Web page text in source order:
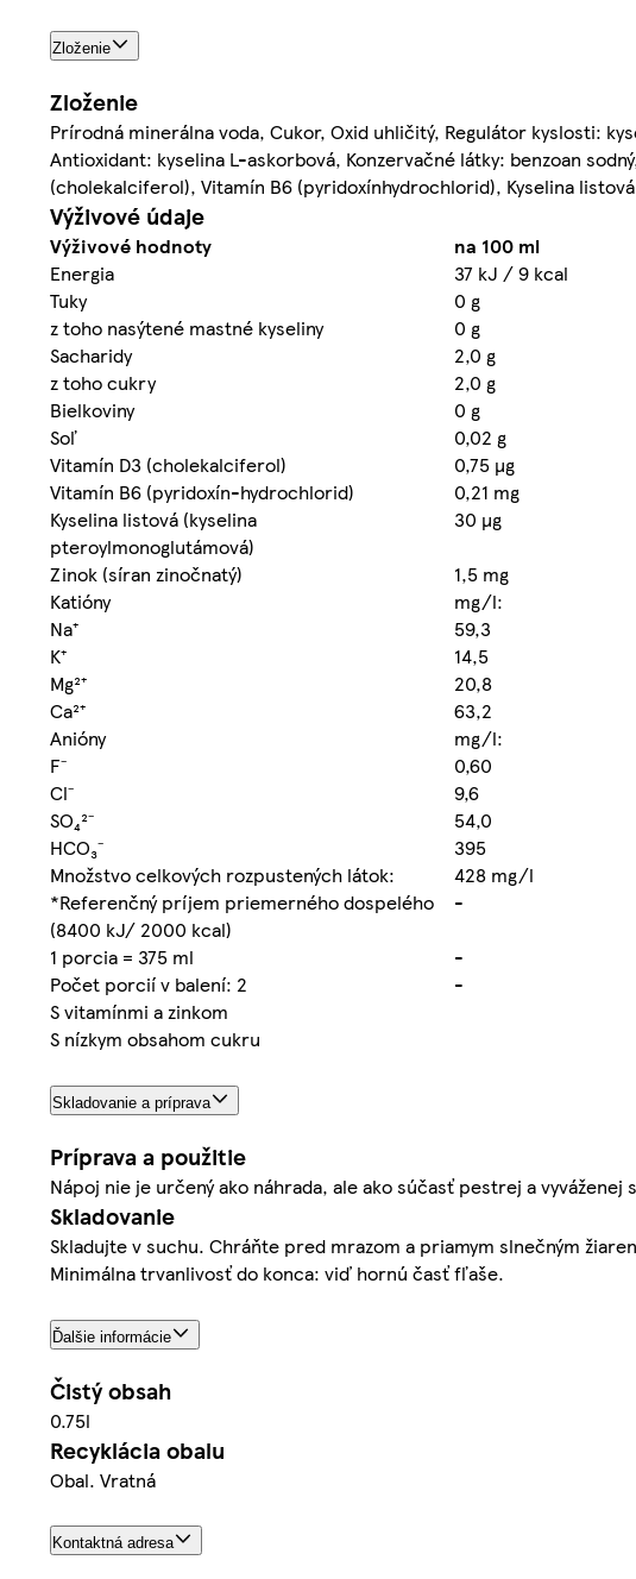
Zloženie
Zloženie
Prírodná minerálna voda, Cukor, Oxid uhličitý, Regulátor kyslosti:
Antioxidant: kyselina L-askorbová, Konzervačné látky: benzoan
(cholekalciferol), Vitamín B6 (pyridoxínhydrochlorid), Kyselina
Výživové údaje
Výživové hodnoty na 100 ml
Energia
37 kJ / 9 kcal
Tuky
0 g
z toho nasýtené mastné kyseliny
0 g
Sacharidy
2,0 g
z toho cukry
2,0 g
Bielkoviny
0 g
Soľ
0,02 g
Vitamín D3 (cholekalciferol)
0,75 µg
Vitamín B6 (pyridoxín-hydrochlorid)
0,21 mg
Kyselina listová (kyselina
pteroylmonoglutámová)
30 µg
Zinok (síran zinočnatý)
1,5 mg
Katióny
mg/l:
Na⁺
59,3
K⁺
14,5
Mg²⁺
20,8
Ca²⁺
63,2
Anióny
mg/l:
F⁻
0,60
Cl⁻
9,6
SO₄²⁻
54,0
HCO₃⁻
395
Množstvo celkových rozpustených látok:
428 mg/l
*Referenčný príjem priemerného dospelého
(8400 kJ/ 2000 kcal)
-
1 porcia = 375 ml
-
Počet porcií v balení: 2
-
S vitamínmi a zinkom
S nízkym obsahom cukru
Skladovanie a príprava
Príprava a použitie
Nápoj nie je určený ako náhrada, ale ako súčasť pestrej a vyváženej
Skladovanie
Skladujte v suchu. Chráňte pred mrazom a priamym slnečným
Minimálna trvanlivosť do konca: viď hornú časť fľaše.
Ďalšie informácie
Čistý obsah
0.75l
Recyklácia obalu
Obal. Vratná
Kontaktná adresa